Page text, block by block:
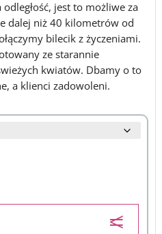
jest to możliwe za
dalej niż 40 kilometrów od
bilecik z życzeniami.
ze starannie
kwiatów. Dbamy o to
a klienci zadowoleni.